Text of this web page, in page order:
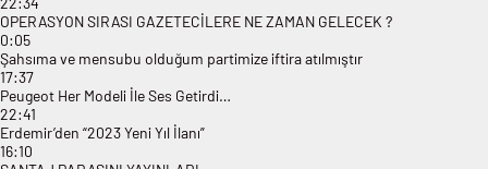
OPERASYON SIRASI GAZETECİLERE NE ZAMAN GELECEK ?
0:05
Şahsıma ve mensubu olduğum partimize iftira atılmıştır
17:37
Peugeot Her Modeli İle Ses Getirdi…
22:41
Erdemir’den “2023 Yeni Yıl İlanı”
16:10